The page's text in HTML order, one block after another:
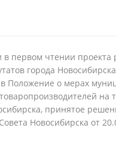
в первом чтении проекта
города
Положение о мерах
на
принятое
Новосибирска от